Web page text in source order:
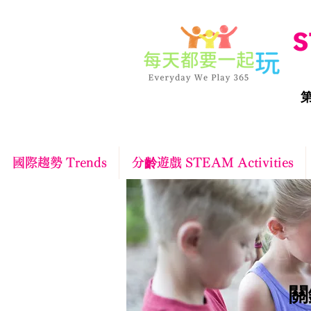
國際趨勢 Trends 分齡遊戲 STEAM Activities